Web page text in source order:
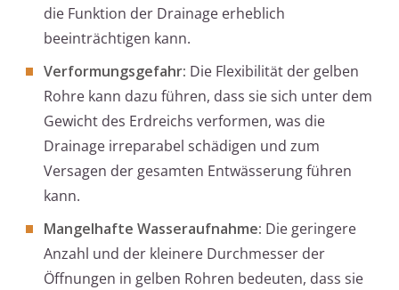
die Funktion der Drainage erheblich
beeinträchtigen kann.
Verformungsgefahr: Die Flexibilität der gelben
Rohre kann dazu führen, dass sie sich unter dem
Gewicht des Erdreichs verformen, was die
Drainage irreparabel schädigen und zum
Versagen der gesamten Entwässerung führen
kann.
Mangelhafte Wasseraufnahme: Die geringere
Anzahl und der kleinere Durchmesser der
Öffnungen in gelben Rohren bedeuten, dass sie